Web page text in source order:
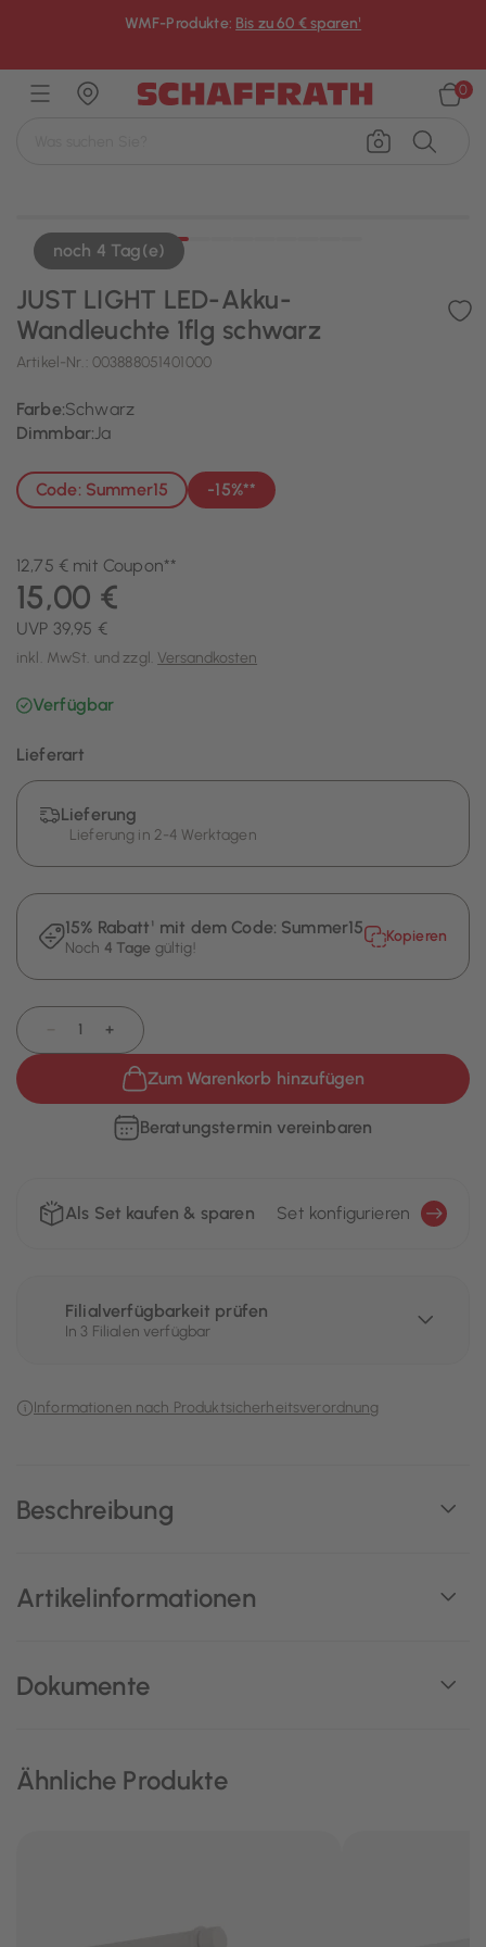
WMF-Produkte: Bis zu 60 € sparen¹
0
noch 4 Tag(e)
Beschreibung
Artikelinformationen
Dokumente
JUST LIGHT LED-Akku-
Wandleuchte 1flg schwarz
Artikel-Nr.: 003888051401000
Farbe:Schwarz
Dimmbar:Ja
Code: Summer15 -15%**
12,75 € mit Coupon**
UVP 39,95 €
15,00 €
inkl. MwSt. und zzgl. Versandkosten
Verfügbar
Lieferart
Lieferung
Lieferung in 2-4 Werktagen
15% Rabatt¹ mit dem Code: Summer15
Noch 4 Tage gültig!
Kopieren
+
Zum Warenkorb hinzufügen
Beratungstermin vereinbaren
Als Set kaufen & sparen Set konfigurieren
Filialverfügbarkeit prüfen
In 3 Filialen verfügbar
Informationen nach Produktsicherheitsverordnung